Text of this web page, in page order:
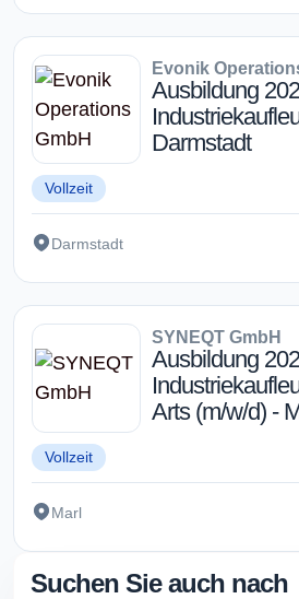
Evonik
Ausbildung
Darmstadt
Vollzeit
Darmstadt
SYNEQT GmbH
Ausbildung
Arts (m/w/d) -
Vollzeit
Marl
Suchen Sie auch nach